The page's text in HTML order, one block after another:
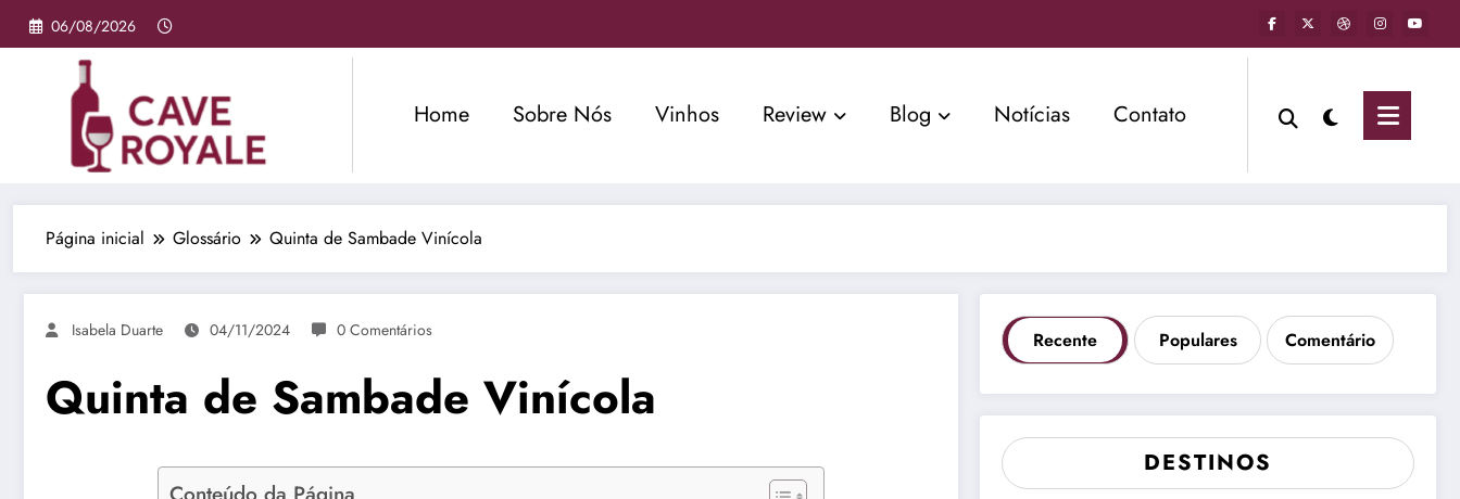
Pular
para
06/08/2026
Home Sobre Nós Vinhos Review Blog Notícias Contato
Página inicial Glossário Quinta de Sambade Vinícola
Isabela Duarte 04/11/2024 0 Comentários
Quinta de Sambade Vinícola
Recente Populares Comentário
DESTINOS